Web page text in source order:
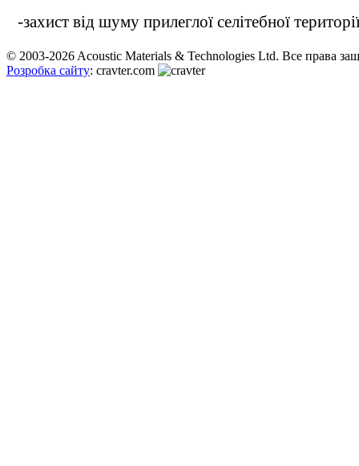
-захист від шуму прилеглої селітебної
© 2003-2026 Acoustic Materials & Technologies Ltd. Все права
Розробка сайту: cravter.com